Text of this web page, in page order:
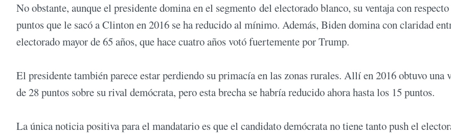
No obstante, aunque el presidente domina en el segmento del electorado blanco, su ventaja con
puntos que le sacó a Clinton en 2016 se ha reducido al mínimo. Además, Biden domina con claridad
electorado mayor de 65 años, que hace cuatro años votó fuertemente por Trump.
El presidente también parece estar perdiendo su primacía en las zonas rurales. Allí en 2016 obtuvo una
de 28 puntos sobre su rival demócrata, pero esta brecha se habría reducido ahora hasta los 15 puntos.
La única noticia positiva para el mandatario es que el candidato demócrata no tiene tanto push el